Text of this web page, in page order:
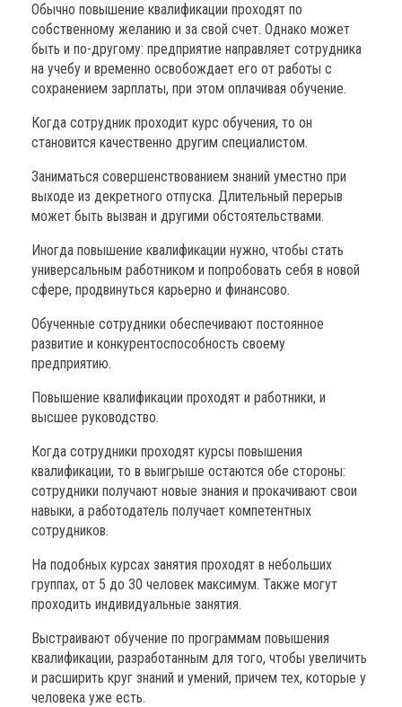
Обычно повышение квалификации проходят по
собственному желанию и за свой счет. Однако может
быть и по-другому: предприятие направляет сотрудника
на учебу и временно освобождает его от работы с
сохранением зарплаты, при этом оплачивая обучение.
Когда сотрудник проходит курс обучения, то он
становится качественно другим специалистом.
Заниматься совершенствованием знаний уместно при
выходе из декретного отпуска. Длительный перерыв
может быть вызван и другими обстоятельствами.
Иногда повышение квалификации нужно, чтобы стать
универсальным работником и попробовать себя в новой
сфере, продвинуться карьерно и финансово.
Обученные сотрудники обеспечивают постоянное
развитие и конкурентоспособность своему
предприятию.
Повышение квалификации проходят и работники, и
высшее руководство.
Когда сотрудники проходят курсы повышения
квалификации, то в выигрыше остаются обе стороны:
сотрудники получают новые знания и прокачивают свои
навыки, а работодатель получает компетентных
сотрудников.
На подобных курсах занятия проходят в небольших
группах, от 5 до 30 человек максимум. Также могут
проходить индивидуальные занятия.
Выстраивают обучение по программам повышения
квалификации, разработанным для того, чтобы увеличить
и расширить круг знаний и умений, причем тех, которые у
человека уже есть.